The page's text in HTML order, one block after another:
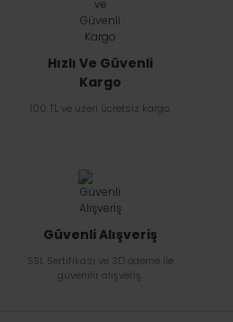
Hızlı Ve Güvenli
Kargo
100 TL ve üzeri ücretsiz kargo.
Güvenli Alışveriş
SSL Sertifikası ve 3D ödeme ile
güvenilir alışveriş.